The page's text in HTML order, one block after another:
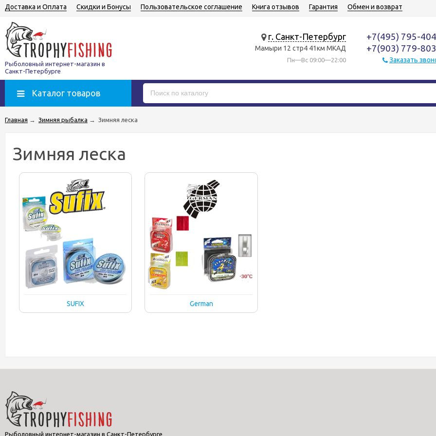
Доставка и Оплата Скидки и Бонусы Пользовательское соглашение Книга отзывов Гарантия Обмен и возврат
Рыболовный интернет-магазин в
Санкт-Петербурге
г. Санкт-Петербург
Мамыри 12 стр4 41км МКАД
Пн—Вс 09:00—22:00
+7(495) 795-
+7(903) 779-
Заказать
Каталог товаров
Главная → Зимняя рыбалка → Зимняя леска
Зимняя леска
SUFIX German
Рыболовный интернет-магазин в Санкт-Петербурге